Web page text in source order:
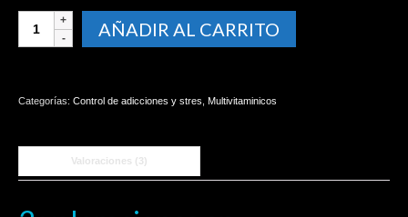
CLIMATERIX
MENOPAUSIAAÑADIR AL CARRITO
Categorías: Control de adicciones y stres Multivitaminicos
Valoraciones (3)